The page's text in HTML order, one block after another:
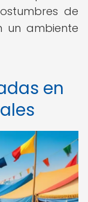
de
un ambiente
en